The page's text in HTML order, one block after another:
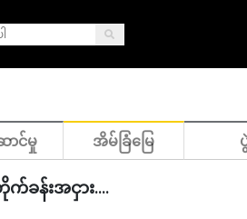
ာင်မှု အိမ်ခြံမြေ
က်ခန်းအငှား....